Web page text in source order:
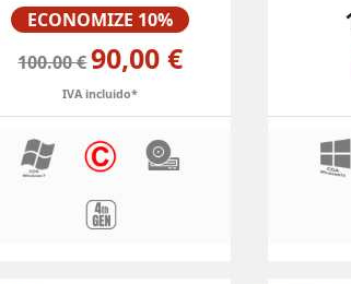
Preço
ECONOMIZE 10%
100.00 €90,00 €
IVA incluido*